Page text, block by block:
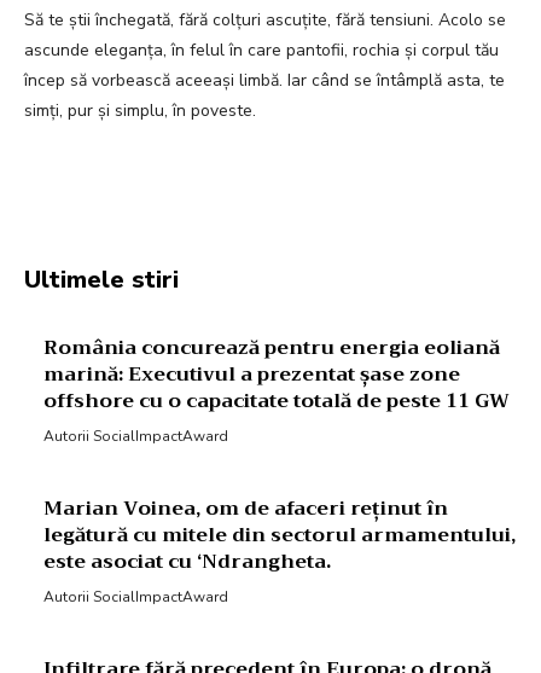
Să te știi închegată, fără colțuri ascuțite, fără tensiuni. Acolo se
ascunde eleganța, în felul în care pantofii, rochia și corpul tău
încep să vorbească aceeași limbă. Iar când se întâmplă asta, te
simți, pur și simplu, în poveste.
Ultimele stiri
România concurează pentru energia eoliană
marină: Executivul a prezentat șase zone
offshore cu o capacitate totală de peste 11 GW
Autorii SocialImpactAward
Marian Voinea, om de afaceri reținut în
legătură cu mitele din sectorul armamentului,
este asociat cu ‘Ndrangheta.
Autorii SocialImpactAward